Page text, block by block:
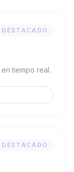
DESTACADO
tiempo real.
DESTACADO